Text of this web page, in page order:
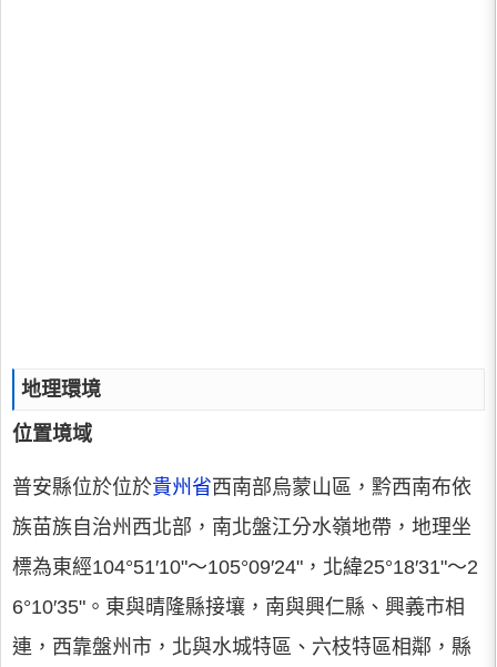
地理環境
位置境域
普安縣位於位於貴州省西南部烏蒙山區，黔西南布依
族苗族自治州西北部，南北盤江分水嶺地帶，地理坐
標為東經104°51′10"～105°09′24"，北緯25°18′31"～2
6°10′35"。東與晴隆縣接壤，南與興仁縣、興義市相
連，西靠盤州市，北與水城特區、六枝特區相鄰，縣